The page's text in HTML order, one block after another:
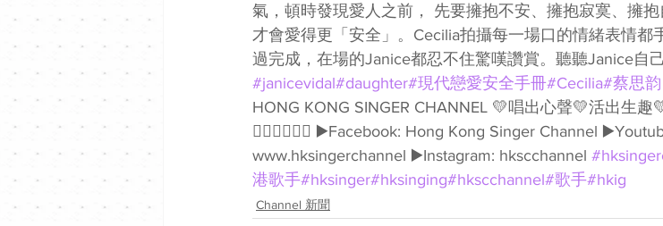
氣，頓時發現愛人之前， 先要擁抱不安、擁抱寂寞、擁
才會愛得更「安全」。Cecilia拍攝每一場口的情緒表情都
過完成，在場的Janice都忍不住驚嘆讚賞。聽聽Janice自
#janicevidal#daughter#現代戀愛安全手冊#Cecilia#蔡思韵
HONG KONG SINGER CHANNEL 💛唱出心聲💛活出生
👇🏻👇🏻🥰🥰 ▶️Facebook: Hong Kong Singer Channel
www.hksingerchannel ▶️Instagram: hkscchannel
港歌手#hksinger#hksinging#hkscchannel#歌手#hkig
Channel 新聞